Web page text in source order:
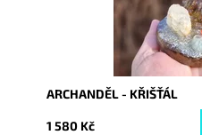
ARCHANDĚL - KŘIŠŤÁL
1 580 Kč